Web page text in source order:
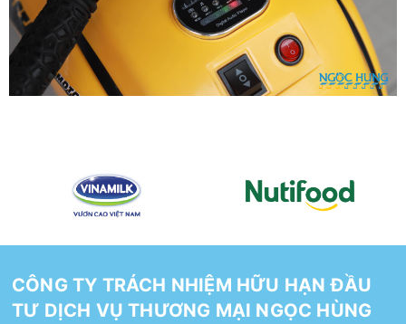
CÔNG TY TRÁCH NHIỆM HỮU HẠN ĐẦU
TƯ DỊCH VỤ THƯƠNG MẠI NGỌC HÙNG